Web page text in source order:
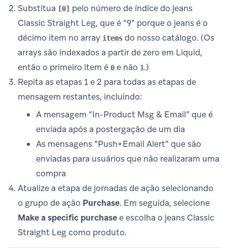
Substitua [0] pelo número de índice do jeans
Classic Straight Leg, que é “9” porque o jeans é o
décimo item no array items do nosso catálogo. (Os
arrays são indexados a partir de zero em Liquid,
então o primeiro item é 0 e não 1.)
Repita as etapas 1 e 2 para todas as etapas de
mensagem restantes, incluindo:
A mensagem “In-Product Msg & Email” que é
enviada após a postergação de um dia
As mensagens “Push+Email Alert” que são
enviadas para usuários que não realizaram uma
compra
Atualize a etapa de jornadas de ação selecionando
o grupo de ação Purchase. Em seguida, selecione
Make a specific purchasee escolha o jeans Classic
Straight Leg como produto.